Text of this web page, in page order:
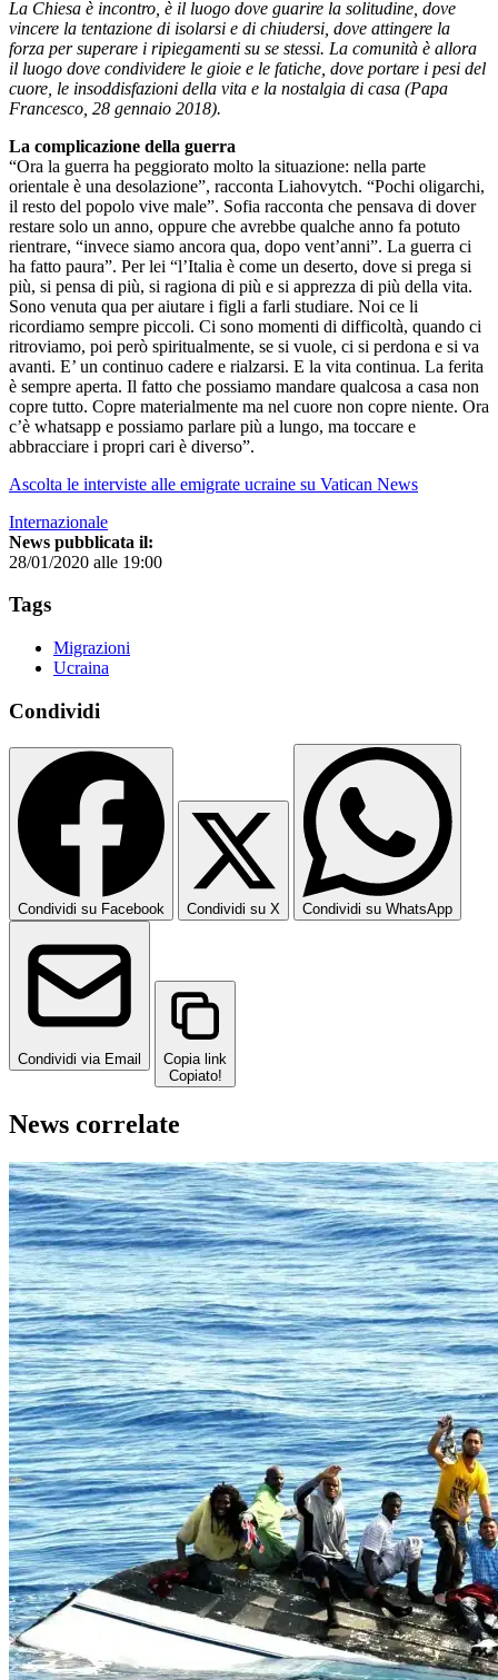
La Chiesa è incontro, è il luogo dove guarire la solitudine, dove
vincere la tentazione di isolarsi e di chiudersi, dove attingere la
forza per superare i ripiegamenti su se stessi. La comunità è allora
il luogo dove condividere le gioie e le fatiche, dove portare i pesi del
cuore, le insoddisfazioni della vita e la nostalgia di casa (Papa
Francesco, 28 gennaio 2018).
La complicazione della guerra
“Ora la guerra ha peggiorato molto la situazione: nella parte
orientale è una desolazione”, racconta Liahovytch. “Pochi oligarchi,
il resto del popolo vive male”. Sofia racconta che pensava di dover
restare solo un anno, oppure che avrebbe qualche anno fa potuto
rientrare, “invece siamo ancora qua, dopo vent’anni”. La guerra ci
ha fatto paura”. Per lei “l’Italia è come un deserto, dove si prega si
più, si pensa di più, si ragiona di più e si apprezza di più della vita.
Sono venuta qua per aiutare i figli a farli studiare. Noi ce li
ricordiamo sempre piccoli. Ci sono momenti di difficoltà, quando ci
ritroviamo, poi però spiritualmente, se si vuole, ci si perdona e si va
avanti. E’ un continuo cadere e rialzarsi. E la vita continua. La ferita
è sempre aperta. Il fatto che possiamo mandare qualcosa a casa non
copre tutto. Copre materialmente ma nel cuore non copre niente. Ora
c’è whatsapp e possiamo parlare più a lungo, ma toccare e
abbracciare i propri cari è diverso”.
Ascolta le interviste alle emigrate ucraine su Vatican News
Internazionale
News pubblicata il:
28/01/2020 alle 19:00
Tags
Migrazioni
Ucraina
Condividi
Condividi su Facebook Condividi su X Condividi su WhatsApp
Condividi via Email
Copia link
Copiato!
News correlate